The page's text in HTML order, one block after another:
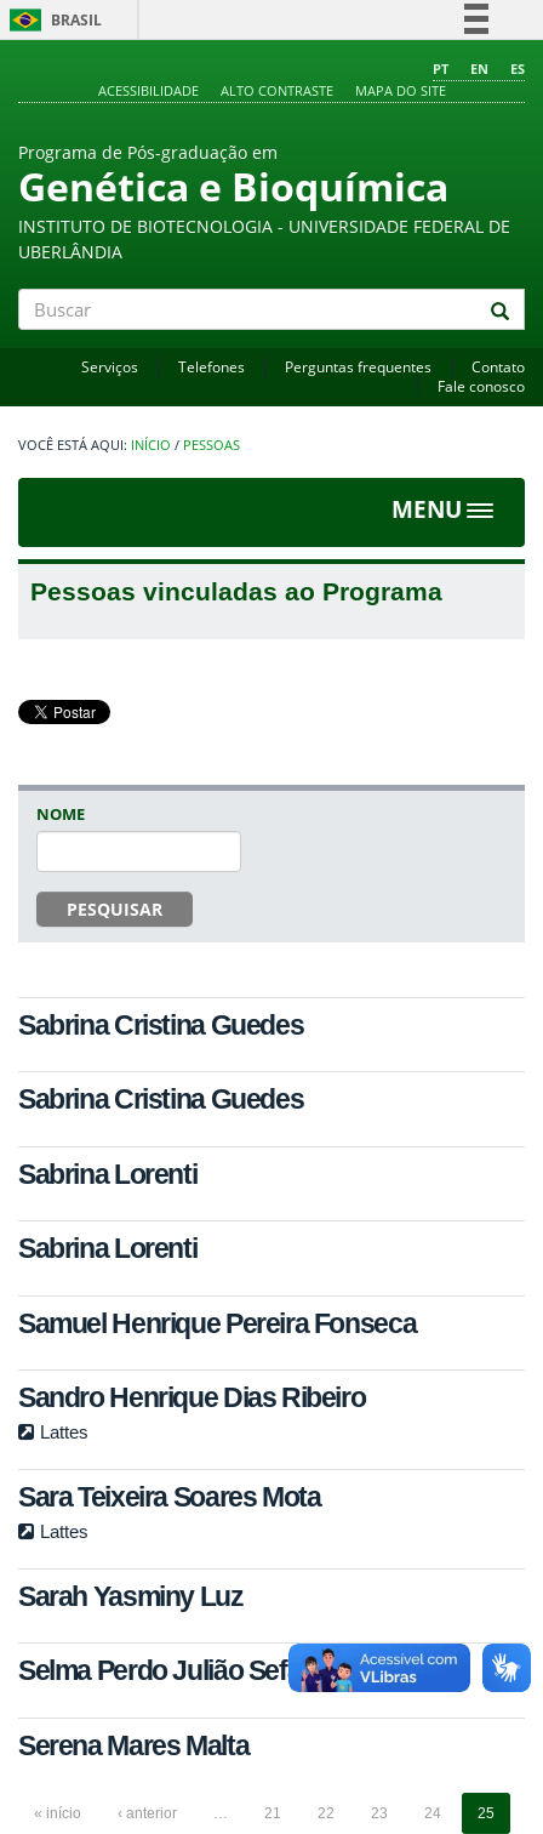
BRASIL
Comunica BR
Acesso à informação
Legislação
PT EN
ES
ACESSIBILIDADE
ALTO CONTRASTE MAPA DO SITE
Programa de Pós-graduação em
Genética e Bioquímica
INSTITUTO DE BIOTECNOLOGIA - UNIVERSIDADE FEDERAL DE
UBERLÂNDIA
Serviços Telefones Perguntas frequentes
Contato
Fale conosco
INÍCIO / PESSOAS
MENU
Toggle
Pessoas vinculadas ao Programa
NOME
PESQUISAR
Sabrina Cristina Guedes
Sabrina Cristina Guedes
Sabrina Lorenti
Sabrina Lorenti
Samuel Henrique Pereira Fonseca
Sandro Henrique Dias Ribeiro
Lattes
Sara Teixeira Soares Mota
Lattes
Sarah Yasminy Luz
Selma Perdo Julião Sefane Cuinhane
Serena Mares Malta
« início ‹ anterior … 21 22 23 24 25